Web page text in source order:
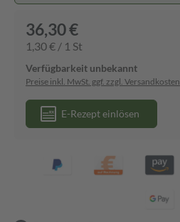
36,30 €
1,30 € / 1 St
Verfügbarkeit unbekannt
Preise inkl. MwSt. ggf. zzgl. Versandkosten
E-Rezept einlösen